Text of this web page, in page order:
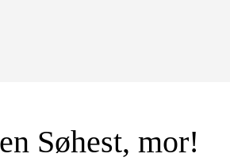
Søhest, mor!